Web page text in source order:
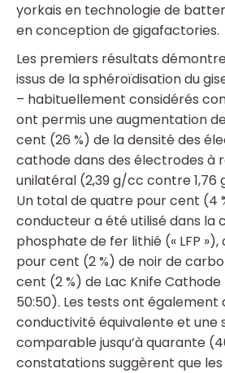
yorkais en technologie de
en conception de gigafactories.
Les premiers résultats
issus de la sphéroïdisation du
– habituellement considérés
ont permis une augmentation
cent (26 %) de la densité des
cathode dans des électrodes à
unilatéral (2,39 g/cc contre
Un total de quatre pour cent (4
conducteur a été utilisé dans la
phosphate de fer lithié (« LFP
pour cent (2 %) de noir de
cent (2 %) de Lac Knife
50:50). Les tests ont
conductivité équivalente et une
comparable jusqu’à quarante
constatations suggèrent que